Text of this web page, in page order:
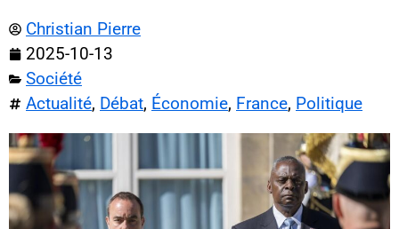
Christian Pierre
2025-10-13
Société
Actualité, Débat, Économie, France, Politique